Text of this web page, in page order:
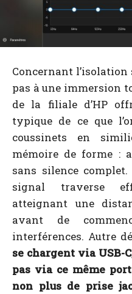
Concernant l’isolation
pas à une immersion
de la filiale d’HP
typique de ce que
coussinets en
mémoire de forme :
sans silence
signal traverse
atteignant une
avant de
interférences. Autre
se chargent via USB-
pas via ce même
non plus de prise